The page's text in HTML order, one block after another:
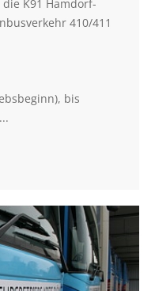
K91 Hamdorf-
410/411
bis